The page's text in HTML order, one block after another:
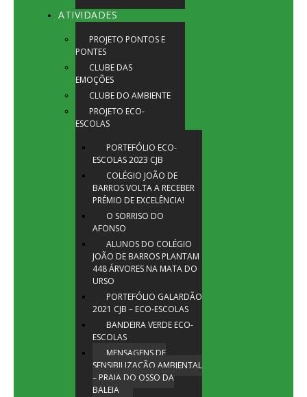
ATIVIDADES
PROJETO PONTOS E
PONTES
CLUBE DAS
EMOÇÕES
CLUBE DO AMBIENTE
PROJETO ECO-
ESCOLAS
PORTEFÓLIO ECO-
ESCOLAS 2023 CJB
COLÉGIO JOÃO DE
BARROS VOLTA A RECEBER
PRÉMIO DE EXCELÊNCIA!
O SORRISO DO
AFONSO
ALUNOS DO COLÉGIO
JOÃO DE BARROS PLANTAM
448 ÁRVORES NA MATA DO
URSO
PORTEFÓLIO GALARDÃO
2021 CJB – ECO-ESCOLAS
BANDEIRA VERDE ECO-
ESCOLAS
MENSAGENS DE
SENSIBILIZAÇÃO AMBIENTAL
– PRAIA DO OSSO DA
BALEIA